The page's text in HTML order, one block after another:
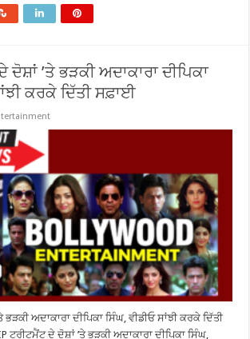
ਦੋਸ਼ਾਂ ’ਤੇ ਭੜਕੀ ਅਦਾਕਾਰਾ ਦੀਪਿਕਾ
ਕਰਕੇ ਦਿੱਤੀ ਸਫ਼ਾਈ
ਭੜਕੀ ਅਦਾਕਾਰਾ ਦੀਪਿਕਾ ਸਿੰਘ, ਵੀਡੀਓ ਸਾਂਝੀ ਕਰਕੇ ਦਿੱਤੀ
ਟਰੀਟਮੈਂਟ ਦੇ ਦੋਸ਼ਾਂ ’ਤੇ ਭੜਕੀ ਅਦਾਕਾਰਾ ਦੀਪਿਕਾ ਸਿੰਘ,